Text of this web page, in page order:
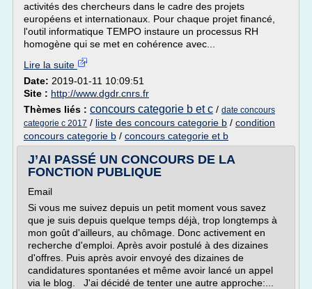
activités des chercheurs dans le cadre des projets
européens et internationaux. Pour chaque projet financé,
l'outil informatique TEMPO instaure un processus RH
homogène qui se met en cohérence avec...
Lire la suite
Date: 2019-01-11 10:09:51
Site : http://www.dgdr.cnrs.fr
Thèmes liés : concours categorie b et c / date concours
categorie c 2017 / liste des concours categorie b / condition
concours categorie b / concours categorie et b
J’AI PASSÉ UN CONCOURS DE LA
FONCTION PUBLIQUE
Email
Si vous me suivez depuis un petit moment vous savez
que je suis depuis quelque temps déjà, trop longtemps à
mon goût d'ailleurs, au chômage. Donc activement en
recherche d'emploi. Après avoir postulé à des dizaines
d'offres. Puis après avoir envoyé des dizaines de
candidatures spontanées et même avoir lancé un appel
via le blog. J'ai décidé de tenter une autre approche:...